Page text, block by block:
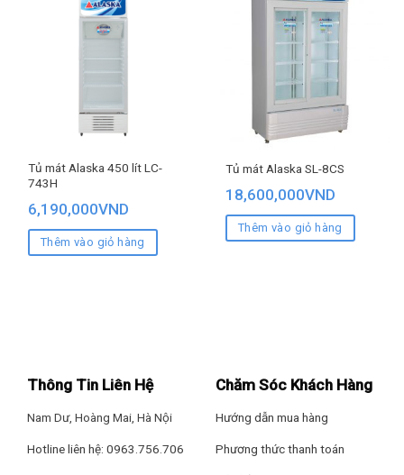
Tủ mát Alaska 450 lít LC-
743H
6,190,000VND
Thêm vào giỏ hàng
Tủ mát Alaska SL-8CS
18,600,000VND
Thêm vào giỏ hàng
Thông Tin Liên Hệ
Nam Dư, Hoàng Mai, Hà Nội
Hotline liên hệ: 0963.756.706
Chăm Sóc Khách Hàng
Hướng dẫn mua hàng
Phương thức thanh toán